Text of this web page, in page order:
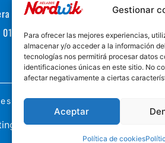
Gestionar
Para ofrecer las mejores experiencias,
almacenar y/o acceder a la información
tecnologías nos permitirá procesar datos
identificaciones únicas en este sitio. No
afectar negativamente a ciertas
Aceptar
Política de cookies
de Alhama, 56, Churriana de la Vega,
00
Formulario